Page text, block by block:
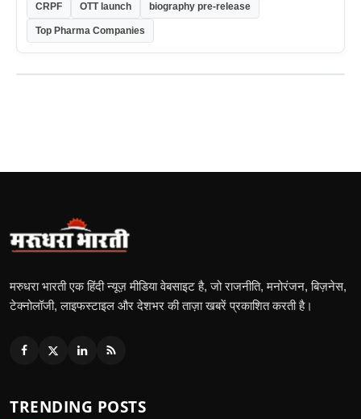
CRPF OTT launch biography pre-release
Top Pharma Companies
मरुधरा भारती एक हिंदी न्यूज़ मीडिया वेबसाइट है, जो राजनीति, मनोरंजन, बिज़नेस,
टेक्नोलॉजी, लाइफस्टाइल और देशभर की ताज़ा खबरें प्रकाशित करती है।
TRENDING POSTS